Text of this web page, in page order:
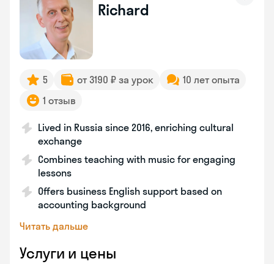
Richard
5 от 3190 ₽ за урок
10 лет опыта
1 отзыв
Lived in Russia since 2016, enriching cultural
exchange
Combines teaching with music for engaging
lessons
Offers business English support based on
accounting background
Читать дальше
Услуги и цены